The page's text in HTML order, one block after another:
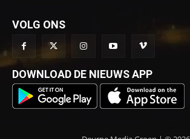
VOLG ONS
DOWNLOAD DE NIEUWS APP